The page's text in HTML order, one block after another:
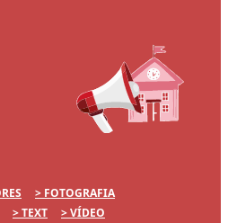
FOTOGRAFIA
TEXT
VÍDEO